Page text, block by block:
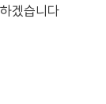
겠습니다